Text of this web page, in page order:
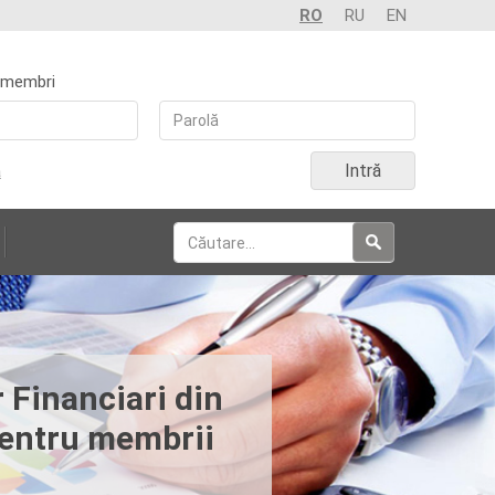
RO RU EN
Intră
Financiari din
membrii